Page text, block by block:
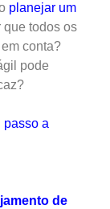
planejar um
que todos os
conta?
pode
passo a
de